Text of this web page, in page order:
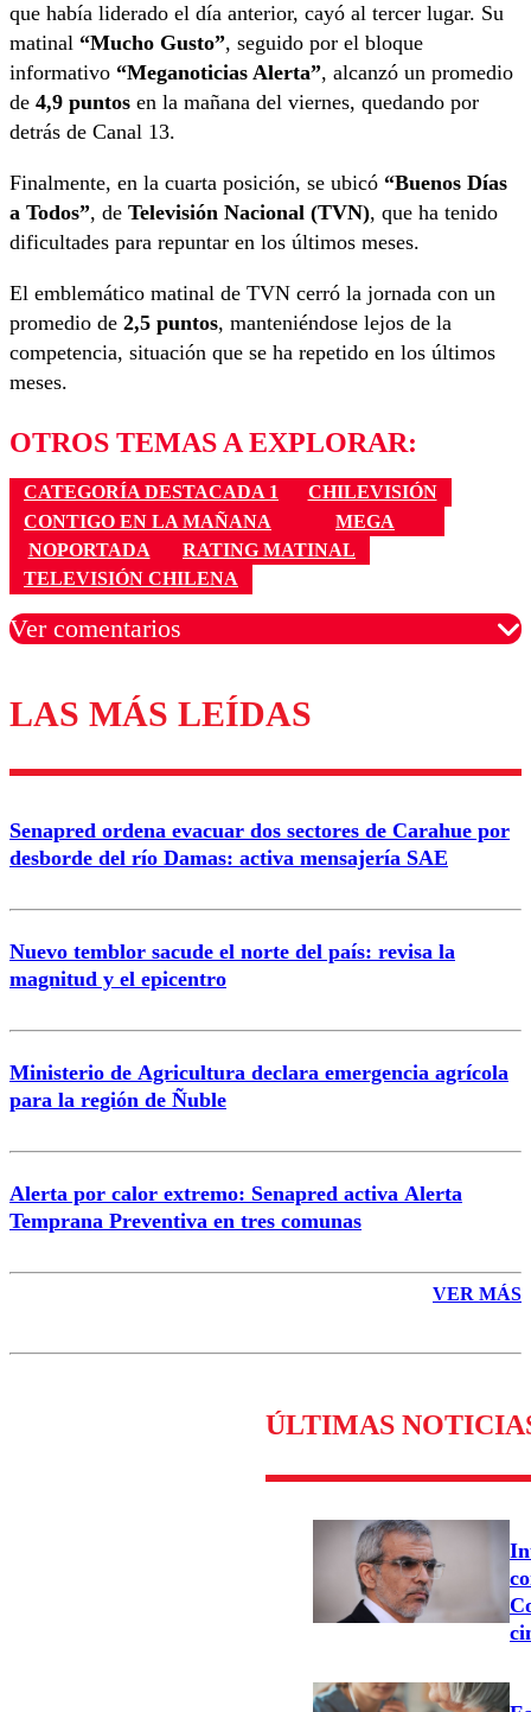
que había liderado el día anterior, cayó al tercer lugar. Su
matinal “Mucho Gusto”, seguido por el bloque
informativo “Meganoticias Alerta”, alcanzó un promedio
de 4,9 puntos en la mañana del viernes, quedando por
detrás de Canal 13.
Finalmente, en la cuarta posición, se ubicó “Buenos Días
a Todos”, de Televisión Nacional (TVN), que ha tenido
dificultades para repuntar en los últimos meses.
El emblemático matinal de TVN cerró la jornada con un
promedio de 2,5 puntos, manteniéndose lejos de la
competencia, situación que se ha repetido en los últimos
meses.
OTROS TEMAS A EXPLORAR:
CATEGORÍA DESTACADA 1
CHILEVISIÓN
CONTIGO EN LA MAÑANA
MEGA
NOPORTADA
RATING MATINAL
TELEVISIÓN CHILENA
Ver comentarios
Los comentarios son moderados para garantizar un
diálogo respetuoso.
Nombre
Correo
LAS MÁS LEÍDAS
Senapred ordena evacuar dos sectores de Carahue por
desborde del río Damas: activa mensajería SAE
Nuevo temblor sacude el norte del país: revisa la
magnitud y el epicentro
Ministerio de Agricultura declara emergencia agrícola
para la región de Ñuble
Alerta por calor extremo: Senapred activa Alerta
Temprana Preventiva en tres comunas
VER MÁS
ÚLTIMAS